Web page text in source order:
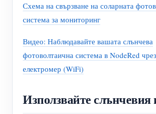
Схема на свързване на соларната
система за мониторинг
Видео: Наблюдавайте вашата слънчева
фотоволтаична система в NodeRed
електромер (WiFi)
Използвайте